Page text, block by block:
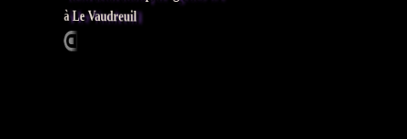
à Le Vaudreuil